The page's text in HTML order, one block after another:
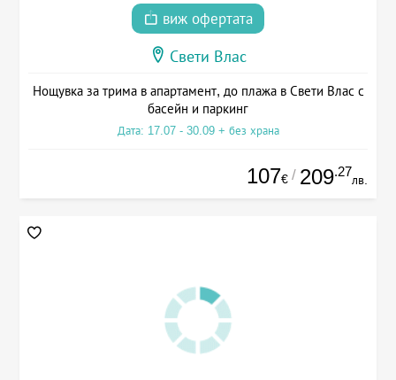
виж офертата
Свети Влас
Нощувка за трима в апартамент, до плажа в Свети Влас с
басейн и паркинг
Дата: 17.07 - 30.09 + без храна
107€ / 209.27
лв.